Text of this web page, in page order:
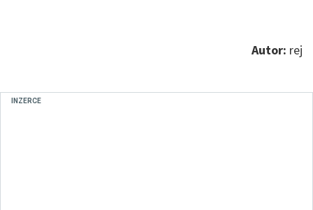
Autor: rej
INZERCE